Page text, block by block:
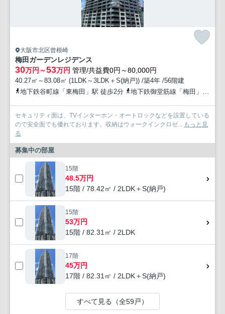
大阪市北区曾根崎
梅田ガーデンレジデンス
30万円～53万円 管理/共益費0円～80,000円
40.27㎡～83.08㎡ (1LDK～3LDK＋S(納戸)) /築4年 /56階建
地下鉄谷町線「東梅田」駅 徒歩2分
地下鉄御堂筋線「梅田」駅 徒歩3分
セキュリティ面は、TVインターホン・オートロックなどを設置している
ので安全面でも優れております。収納はウォークインクロゼ...
もっと見
る
募集中の部屋
15階
48.5万円
15階 / 78.42㎡ / 2LDK＋S(納戸)
15階
53万円
15階 / 82.31㎡ / 2LDK
17階
45万円
17階 / 82.31㎡ / 2LDK＋S(納戸)
すべて見る（全59戸）